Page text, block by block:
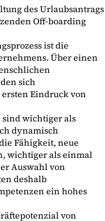
des Urlaubsantrags
Off-boarding
ist die
Über einen
sich
Eindruck von
wichtiger als
dynamisch
Fähigkeit, neue
wichtiger als einmal
Auswahl von
deshalb
ein hohes
von